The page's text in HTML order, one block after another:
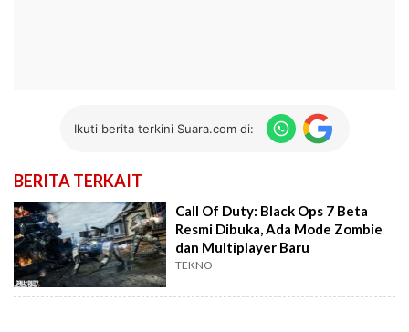
Ikuti berita terkini Suara.com di:
BERITA TERKAIT
Call Of Duty: Black Ops 7 Beta
Resmi Dibuka, Ada Mode Zombie
dan Multiplayer Baru
TEKNO